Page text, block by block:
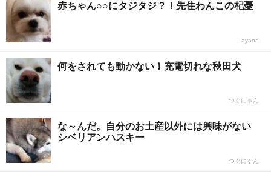
赤ちゃん○○にタジタジ？！先住わんこの杞憂
ayano
何をされても動かない！充電切れな秋田犬
つぐにゃん
な～んだ。自分のお土産以外には興味がない
シベリアンハスキー
つぐにゃん